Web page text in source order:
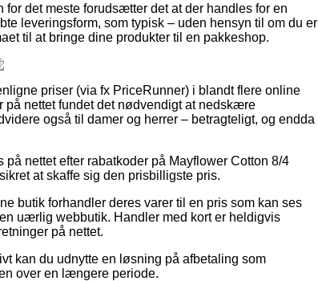
det meste forudsætter det at der handles for en
leveringsform, som typisk – uden hensyn til om du er
til at bringe dine produkter til en pakkeshop.
priser (via fx PriceRunner) i blandt flere online
nettet fundet det nødvendigt at nedskære
også til damer og herrer – betragteligt, og endda
nettet efter rabatkoder på Mayflower Cotton 8/4
at skaffe sig den prisbilligste pris.
butik forhandler deres varer til en pris som kan ses
uærlig webbutik. Handler med kort er heldigvis
på nettet.
kan du udnytte en løsning på afbetaling som
over en længere periode.